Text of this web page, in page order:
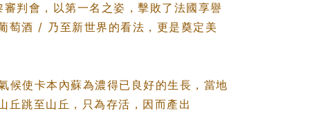
判會，以第一名之姿，擊敗了法國享譽
萄酒 / 乃至新世界的看法，更是奠定美
使卡本內蘇為濃得已良好的生長，當地
丘跳至山丘，只為存活，因而產出